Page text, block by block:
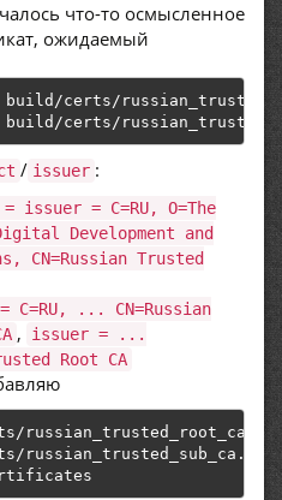
что-то осмысленное
ожидаемый
build /certs /
build /certs /
/ issuer :
issuer = C=RU, O=The
Development and
CN=Russian Trusted
C=RU, ... CN=Russian
,
issuer = ...
Root CA
/ russian_trusted_root_ca
/ russian_trusted_sub_ca .